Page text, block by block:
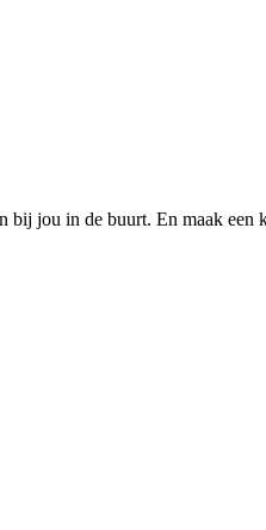
jou in de buurt. En maak een